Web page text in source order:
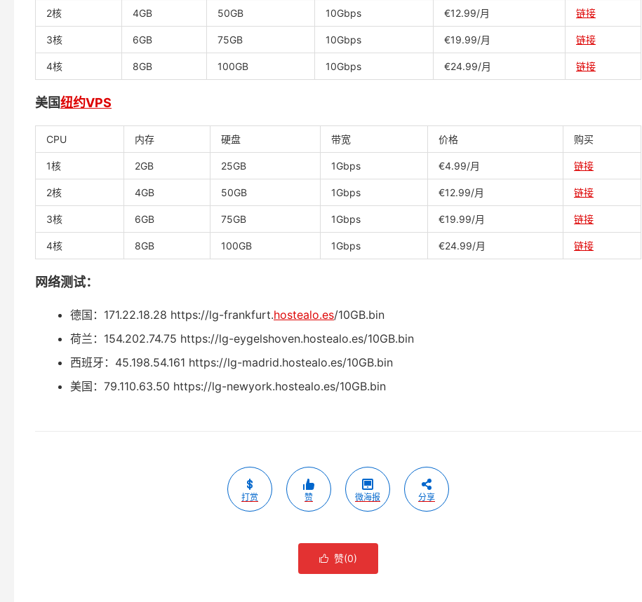
2核 4GB 50GB 10Gbps €12.99/月 链接
3核 6GB 75GB 10Gbps €19.99/月 链接
4核 8GB 100GB 10Gbps €24.99/月 链接
美国纽约VPS
CPU 内存 硬盘 带宽 价格 购买
1核 2GB 25GB 1Gbps €4.99/月 链接
2核 4GB 50GB 1Gbps €12.99/月 链接
3核 6GB 75GB 1Gbps €19.99/月 链接
4核 8GB 100GB 1Gbps €24.99/月 链接
网络测试：
德国：171.22.18.28 https://lg-frankfurt.hostealo.es/10GB.bin
荷兰：154.202.74.75 https://lg-eygelshoven.hostealo.es/10GB.bin
西班牙：45.198.54.161 https://lg-madrid.hostealo.es/10GB.bin
美国：79.110.63.50 https://lg-newyork.hostealo.es/10GB.bin
打赏 赞 微海报 分享
 赞(0)